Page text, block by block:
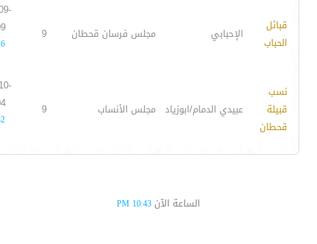
قبائل
الحباب
الإحبابي مجلس فرسان قحطان 9
نسب
قبيلة
قحطان
عبيدي الدمام/ابوزياد مجلس الأنساب 9
الساعة الآن 10:43 PM